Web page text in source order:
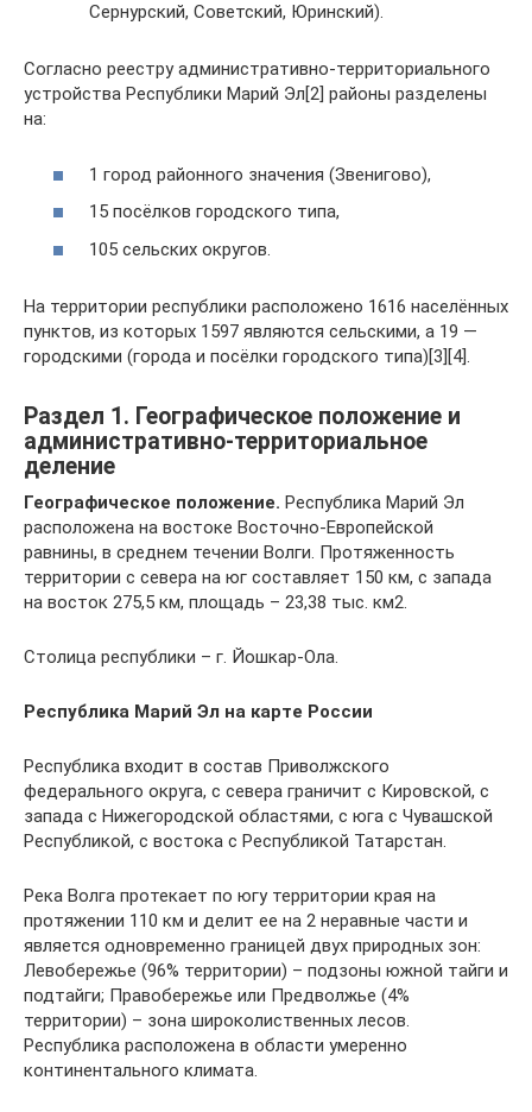
Сернурский, Советский, Юринский).
Согласно реестру административно-территориального
устройства Республики Марий Эл[2] районы разделены
на:
1 город районного значения (Звенигово),
15 посёлков городского типа,
105 сельских округов.
На территории республики расположено 1616 населённых
пунктов, из которых 1597 являются сельскими, а 19 —
городскими (города и посёлки городского типа)[3][4].
Раздел 1. Географическое положение и
административно-территориальное
деление
Географическое положение. Республика Марий Эл
расположена на востоке Восточно-Европейской
равнины, в среднем течении Волги. Протяженность
территории с севера на юг составляет 150 км, с запада
на восток 275,5 км, площадь – 23,38 тыс. км2.
Столица республики – г. Йошкар-Ола.
Республика Марий Эл на карте России
Республика входит в состав Приволжского
федерального округа, с севера граничит с Кировской, с
запада с Нижегородской областями, с юга с Чувашской
Республикой, с востока с Республикой Татарстан.
Река Волга протекает по югу территории края на
протяжении 110 км и делит ее на 2 неравные части и
является одновременно границей двух природных зон:
Левобережье (96% территории) – подзоны южной тайги и
подтайги; Правобережье или Предволжье (4%
территории) – зона широколиственных лесов.
Республика расположена в области умеренно
континентального климата.